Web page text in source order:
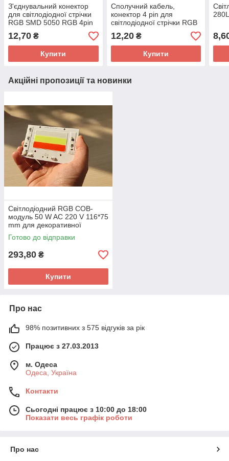
З'єднувальний конектор
для світлодіодної стрічки
RGB SMD 5050 RGB 4pin
(1 jack) father
12,70 ₴
Купити
Сполучний кабель,
конектор 4 pin для
світлодіодної стрічки RGB
(1 jack) Папа
12,20₴
Купити
Акційні пропозиції та новинки
Світлодіодний RGB COB-
модуль 50 W AC 220 V 116*75
mm для декоративної
підсвітки
Готово до відправки
293,80 ₴
Купити
Про нас
98% позитивних з 575 відгуків за рік
Працює з 27.03.2013
м. Одеса
Одеса, Україна
Контакти
Сьогодні працює з 10:00 до 18:00
Показати весь графік роботи
Про нас